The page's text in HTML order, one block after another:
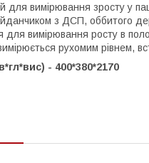
вимірювання зросту у
з ДСП, оббитого
для вимірювання росту в
рухомим рівнем,
- 400*380*2170